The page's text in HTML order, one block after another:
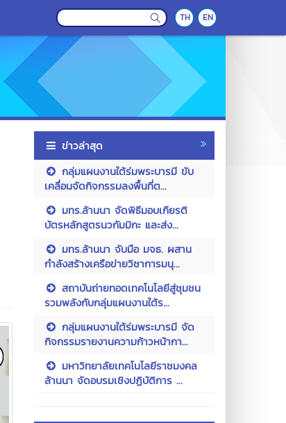
TH EN
ข่าวล่าสุด
กลุ่มแผนงานใต้ร่มพระบารมี ขับ
เคลื่อนจัดกิจกรรมลงพื้นที่ต...
มทร.ล้านนา จัดพิธีมอบเกียรติ
บัตรหลักสูตรนวกัมมิกะ และส่ง...
มทร.ล้านนา จับมือ มจธ. ผสาน
กำลังสร้างเครือข่ายวิชาการมนุ...
สถาบันถ่ายทอดเทคโนโลยีสู่ชุมชน
รวมพลังกับกลุ่มแผนงานใต้ร...
กลุ่มแผนงานใต้ร่มพระบารมี จัด
กิจกรรมรายงานความก้าวหน้ากา...
มหาวิทยาลัยเทคโนโลยีราชมงคล
ล้านนา จัดอบรมเชิงปฏิบัติการ ...